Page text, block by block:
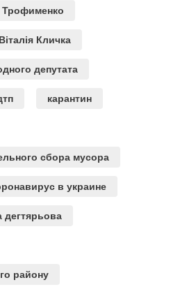
Трофименко
Кличка
депутата
карантин
сбора мусора
в украине
дегтярьова
району